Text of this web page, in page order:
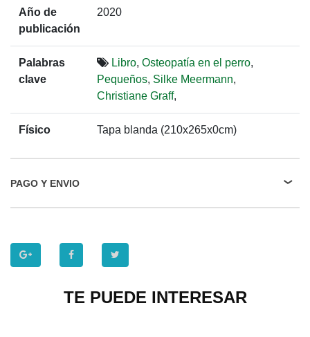
Año de
publicación
2020
Palabras
clave
Libro, Osteopatía en el perro,
Pequeños, Silke Meermann,
Christiane Graff,
Físico Tapa blanda (210x265x0cm)
PAGO Y ENVIO
TE PUEDE INTERESAR